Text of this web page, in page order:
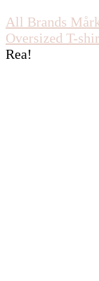
All Brands
Oversized T-
Rea!